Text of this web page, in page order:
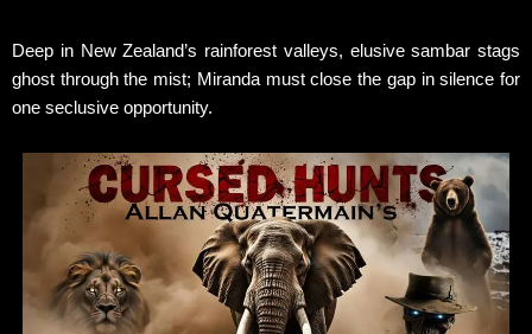
Deep in New Zealand’s rainforest valleys, elusive sambar stags
ghost through the mist; Miranda must close the gap in silence for
one seclusive opportunity.